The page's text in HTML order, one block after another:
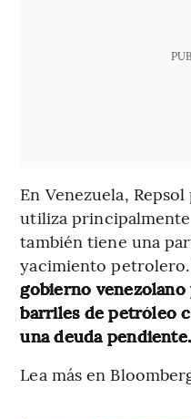
En Venezuela,
utiliza
también tiene una
yacimiento petrolero.
gobierno venezolano
barriles de petróleo
una deuda pendiente.
Lea más en